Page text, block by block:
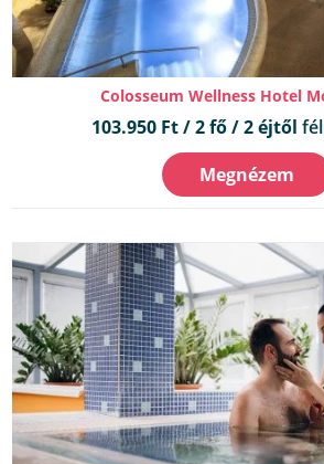
Colosseum Wellness Hotel
103.950 Ft / 2 fő / 2 éjtől
Megnézem